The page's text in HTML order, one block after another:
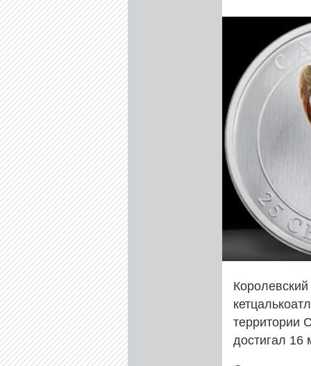
территории
достигал 16